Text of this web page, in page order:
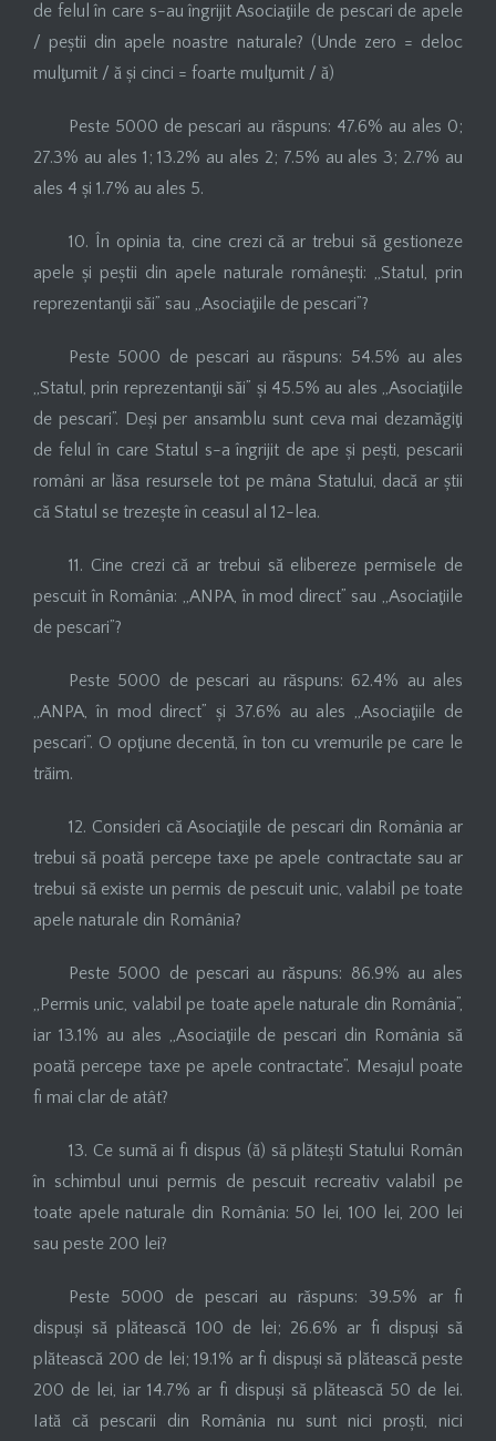
de felul în care s-au îngrijit Asociaţiile de pescari de apele
/ peștii din apele noastre naturale? (Unde zero = deloc
mulţumit / ă și cinci = foarte mulţumit / ă)
Peste 5000 de pescari au răspuns: 47.6% au ales 0;
27.3% au ales 1; 13.2% au ales 2; 7.5% au ales 3; 2.7% au
ales 4 și 1.7% au ales 5.
10. În opinia ta, cine crezi că ar trebui să gestioneze
apele și peștii din apele naturale românești: „Statul, prin
reprezentanţii săi” sau „Asociaţiile de pescari”?
Peste 5000 de pescari au răspuns: 54.5% au ales
„Statul, prin reprezentanţii săi” și 45.5% au ales „Asociaţiile
de pescari”. Deși per ansamblu sunt ceva mai dezamăgiţi
de felul în care Statul s-a îngrijit de ape și pești, pescarii
români ar lăsa resursele tot pe mâna Statului, dacă ar știi
că Statul se trezește în ceasul al 12-lea.
11. Cine crezi că ar trebui să elibereze permisele de
pescuit în România: „ANPA, în mod direct” sau „Asociaţiile
de pescari”?
Peste 5000 de pescari au răspuns: 62.4% au ales
„ANPA, în mod direct” și 37.6% au ales „Asociaţiile de
pescari”. O opţiune decentă, în ton cu vremurile pe care le
trăim.
12. Consideri că Asociaţiile de pescari din România ar
trebui să poată percepe taxe pe apele contractate sau ar
trebui să existe un permis de pescuit unic, valabil pe toate
apele naturale din România?
Peste 5000 de pescari au răspuns: 86.9% au ales
„Permis unic, valabil pe toate apele naturale din România”,
iar 13.1% au ales „Asociaţiile de pescari din România să
poată percepe taxe pe apele contractate”. Mesajul poate
fi mai clar de atât?
13. Ce sumă ai fi dispus (ă) să plătești Statului Român
în schimbul unui permis de pescuit recreativ valabil pe
toate apele naturale din România: 50 lei, 100 lei, 200 lei
sau peste 200 lei?
Peste 5000 de pescari au răspuns: 39.5% ar fi
dispuși să plătească 100 de lei; 26.6% ar fi dispuși să
plătească 200 de lei; 19.1% ar fi dispuși să plătească peste
200 de lei, iar 14.7% ar fi dispuși să plătească 50 de lei.
Iată că pescarii din România nu sunt nici proști, nici